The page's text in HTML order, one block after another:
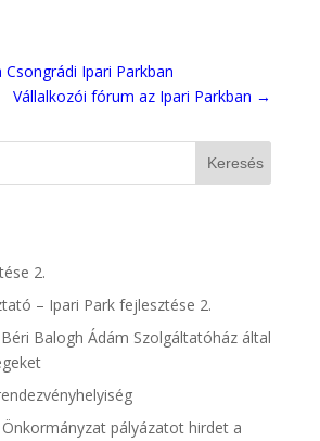
Csongrádi Ipari Parkban
Vállalkozói fórum az Ipari Parkban →
2.
– Ipari Park fejlesztése 2.
Balogh Ádám Szolgáltatóház által
pályázatot hirdet a